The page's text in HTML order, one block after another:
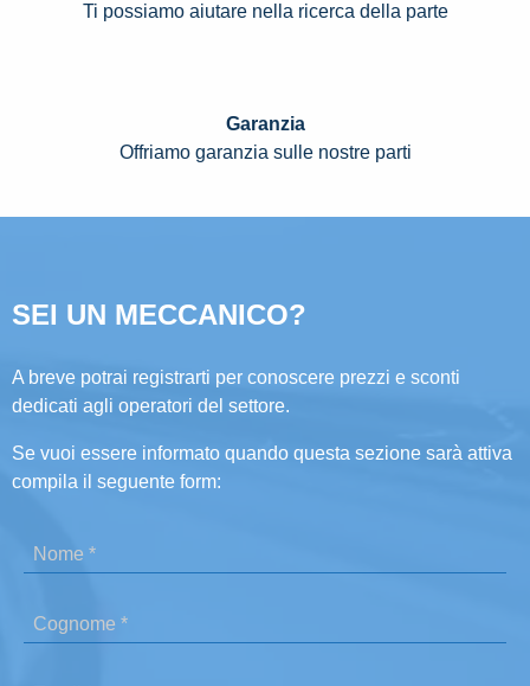
Ti possiamo aiutare nella ricerca della parte
Garanzia
Offriamo garanzia sulle nostre parti
SEI UN MECCANICO?
A breve potrai registrarti per conoscere prezzi e sconti
dedicati agli operatori del settore.
Se vuoi essere informato quando questa sezione sarà attiva
compila il seguente form: